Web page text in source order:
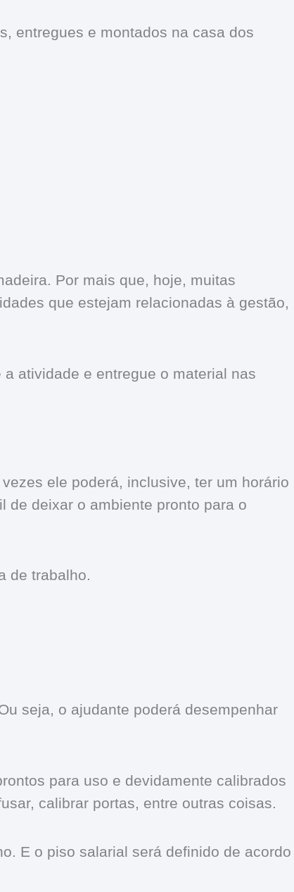
entregues e montados na casa dos
Por mais que, hoje, muitas
que estejam relacionadas à gestão,
atividade e entregue o material nas
ele poderá, inclusive, ter um horário
de deixar o ambiente pronto para o
de trabalho.
seja, o ajudante poderá desempenhar
para uso e devidamente calibrados
calibrar portas, entre outras coisas.
E o piso salarial será definido de acordo